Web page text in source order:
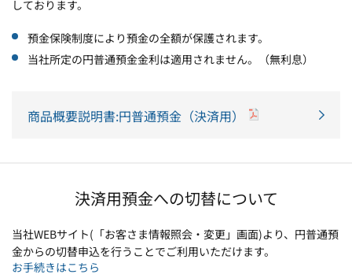
しております。
預金保険制度により預金の全額が保護されます。
当社所定の円普通預金金利は適用されません。（無利息）
商品概要説明書:円普通預金（決済用）
決済用預金への切替について
当社WEBサイト(「お客さま情報照会・変更」画面)より、円普通預
金からの切替申込を行うことでご利用いただけます。
お手続きはこちら